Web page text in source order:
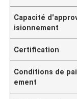
Capacité
isionnement
Certification
Conditions de pai
ement